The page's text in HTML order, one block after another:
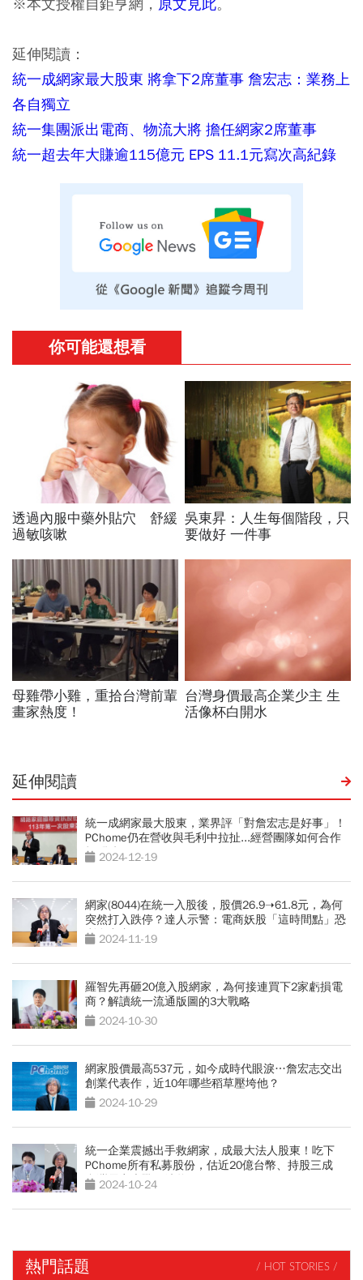
延伸閱讀：
統一成網家最大股東 將拿下2席董事 詹宏志：業務上
各自獨立
統一集團派出電商、物流大將 擔任網家2席董事
統一超去年大賺逾115億元 EPS 11.1元寫次高紀錄
延伸閱讀
統一成網家最大股東，業界評「對詹宏志是好事」！
PChome仍在營收與毛利中拉扯...經營團隊如何合作
打問號
2024-12-19
網家(8044)在統一入股後，股價26.9➝61.8元，為何
突然打入跌停？達人示警：電商妖股「這時間點」恐
利多出盡
2024-11-19
羅智先再砸20億入股網家，為何接連買下2家虧損電
商？解讀統一流通版圖的3大戰略
2024-10-30
網家股價最高537元，如今成時代眼淚…詹宏志交出
創業代表作，近10年哪些稻草壓垮他？
2024-10-29
統一企業震撼出手救網家，成最大法人股東！吃下
PChome所有私募股份，估近20億台幣、持股三成
台灣電商大戰再洗牌？
2024-10-24
熱門話題 / HOT STORIES /